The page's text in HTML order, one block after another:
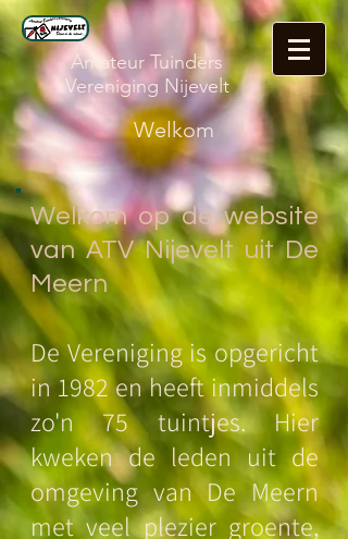
Amateur Tuinders
Vereniging Nijevelt
Welkom
Welkom op de website
van ATV Nijevelt uit De
Meern
De Vereniging is opgericht
in 1982 en heeft inmiddels
zo'n 75 tuintjes. Hier
kweken de leden uit de
omgeving van De Meern
met veel plezier groente,